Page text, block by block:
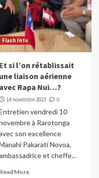
Flash Info
Et si l’on rétablissait
une liaison aérienne
avec Rapa Nui…?
14 novembre 2023 0
vendredi 10
à Rarotonga
son excellence
Pakarati Novoa,
et cheffe...
Read More